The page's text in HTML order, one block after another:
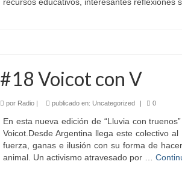
#18 Voicot con V
por Radio| publicado en: Uncategorized | 0
En esta nueva edición de “Lluvia con
Voicot.Desde Argentina llega este colectivo
fuerza, ganas e ilusión con su forma de
animal. Un activismo atravesado por …